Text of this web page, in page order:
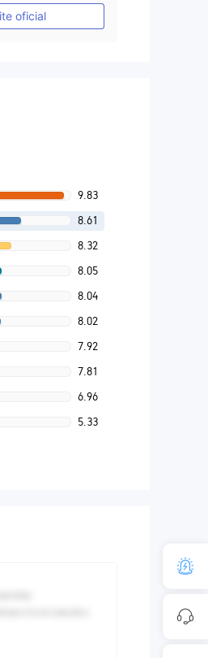
MT4
oficial
9.83
8.61
8.32
8.05
8.04
8.02
7.92
7.81
6.96
5.33